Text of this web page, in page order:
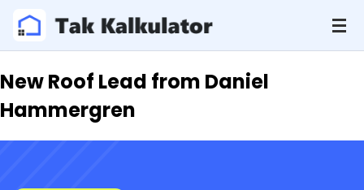
New Roof Lead from Daniel
Hammergren